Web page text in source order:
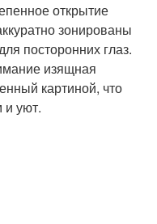
открытие
зонированы
посторонних глаз.
изящная
картиной, что
и уют.